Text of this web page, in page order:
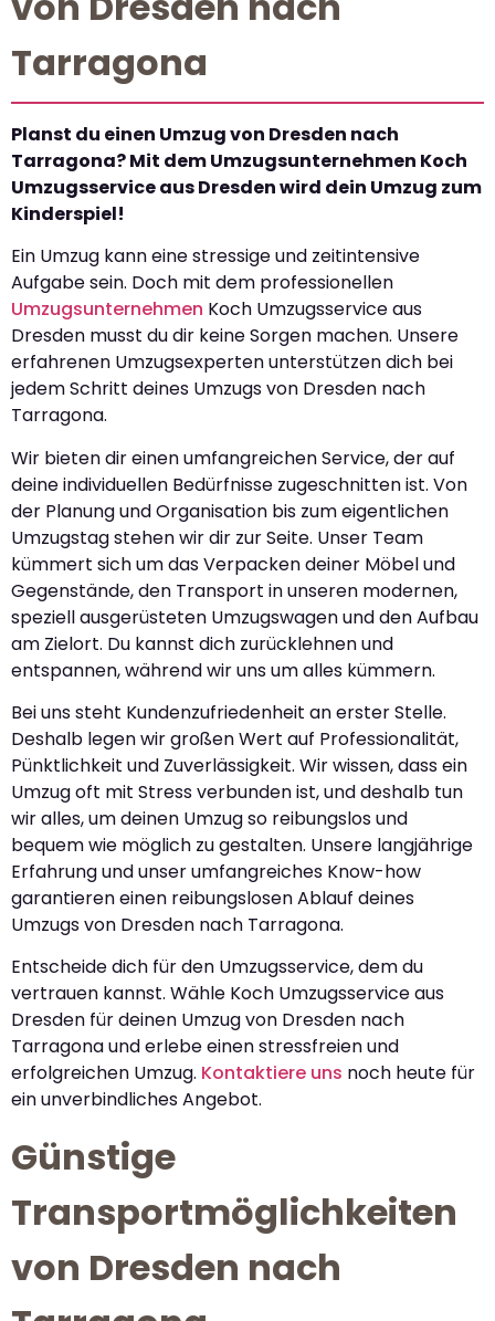
Tarragona
Planst du einen Umzug von Dresden nach
Tarragona? Mit dem Umzugsunternehmen Koch
Umzugsservice aus Dresden wird dein Umzug zum
Kinderspiel!
Ein Umzug kann eine stressige und zeitintensive
Aufgabe sein. Doch mit dem professionellen
Umzugsunternehmen Koch Umzugsservice aus
Dresden musst du dir keine Sorgen machen. Unsere
erfahrenen Umzugsexperten unterstützen dich bei
jedem Schritt deines Umzugs von Dresden nach
Tarragona.
Wir bieten dir einen umfangreichen Service, der auf
deine individuellen Bedürfnisse zugeschnitten ist. Von
der Planung und Organisation bis zum eigentlichen
Umzugstag stehen wir dir zur Seite. Unser Team
kümmert sich um das Verpacken deiner Möbel und
Gegenstände, den Transport in unseren modernen,
speziell ausgerüsteten Umzugswagen und den Aufbau
am Zielort. Du kannst dich zurücklehnen und
entspannen, während wir uns um alles kümmern.
Bei uns steht Kundenzufriedenheit an erster Stelle.
Deshalb legen wir großen Wert auf Professionalität,
Pünktlichkeit und Zuverlässigkeit. Wir wissen, dass ein
Umzug oft mit Stress verbunden ist, und deshalb tun
wir alles, um deinen Umzug so reibungslos und
bequem wie möglich zu gestalten. Unsere langjährige
Erfahrung und unser umfangreiches Know-how
garantieren einen reibungslosen Ablauf deines
Umzugs von Dresden nach Tarragona.
Entscheide dich für den Umzugsservice, dem du
vertrauen kannst. Wähle Koch Umzugsservice aus
Dresden für deinen Umzug von Dresden nach
Tarragona und erlebe einen stressfreien und
erfolgreichen Umzug. Kontaktiere uns noch heute für
ein unverbindliches Angebot.
Günstige
Transportmöglichkeiten
von Dresden nach